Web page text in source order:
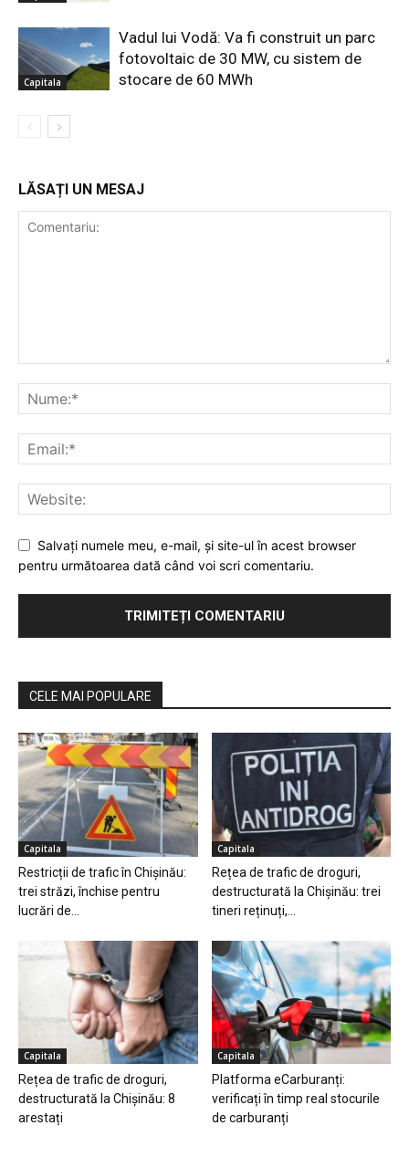
Capitala
Vadul lui Vodă: Va fi construit un parc
fotovoltaic de 30 MW, cu sistem de
stocare de 60 MWh
LĂSAȚI UN MESAJ
Salvaţi numele meu, e-mail, şi site-ul în acest browser
pentru următoarea dată când voi scri comentariu.
CELE MAI POPULARE
Capitala
Restricții de trafic în Chișinău:
trei străzi, închise pentru
lucrări de...
Capitala
Rețea de trafic de droguri,
destructurată la Chișinău: trei
tineri reținuți,...
Capitala
Rețea de trafic de droguri,
destructurată la Chișinău: 8
arestați
Capitala
Platforma eCarburanți:
verificați în timp real stocurile
de carburanți